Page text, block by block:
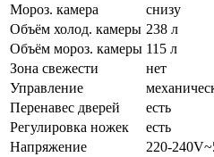
Мороз. камера
снизу
Объём холод. камеры 238 л
Объём мороз. камеры 115 л
Зона свежести
нет
Управление
Перенавес дверей
есть
Регулировка ножек
есть
Напряжение
220-